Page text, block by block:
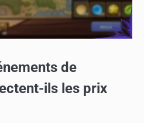
de
ils les prix